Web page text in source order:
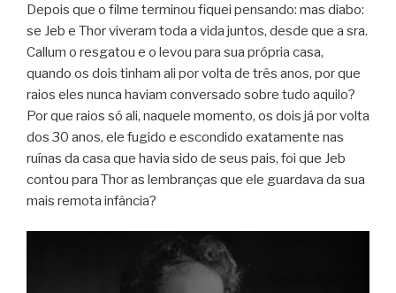
Depois que o filme terminou fiquei pensando: mas diabo:
se Jeb e Thor viveram toda a vida juntos, desde que a sra.
Callum o resgatou e o levou para sua própria casa,
quando os dois tinham ali por volta de três anos, por que
raios eles nunca haviam conversado sobre tudo aquilo?
Por que raios só ali, naquele momento, os dois já por volta
dos 30 anos, ele fugido e escondido exatamente nas
ruínas da casa que havia sido de seus pais, foi que Jeb
contou para Thor as lembranças que ele guardava da sua
mais remota infância?